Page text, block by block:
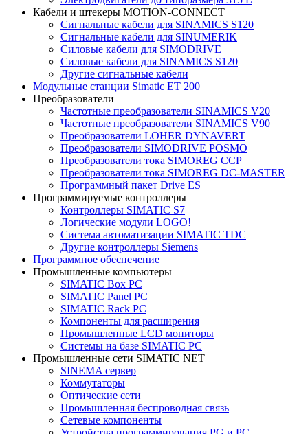
Кабели и штекеры MOTION-CONNECT
Сигнальные кабели для SINAMICS S120
Сигнальные кабели для SINUMERIK
Силовые кабели для SIMODRIVE
Силовые кабели для SINAMICS S120
Другие сигнальные кабели
Модульные станции Simatic ET 200
Преобразователи
Частотные преобразователи SINAMICS V20
Частотные преобразователи SINAMICS V90
Преобразователи LOHER DYNAVERT
Преобразователи SIMODRIVE POSMO
Преобразователи тока SIMOREG CCP
Преобразователи тока SIMOREG DC-MASTER
Программный пакет Drive ES
Программируемые контроллеры
Контроллеры SIMATIC S7
Логические модули LOGO!
Система автоматизации SIMATIC TDC
Другие контроллеры Siemens
Программное обеспечение
Промышленные компьютеры
SIMATIC Box PC
SIMATIC Panel PС
SIMATIC Rack PC
Компоненты для расширения
Промышленные LCD мониторы
Системы на базе SIMATIC PC
Промышленные сети SIMATIC NET
SINEMA сервер
Коммутаторы
Оптические сети
Промышленная беспроводная связь
Сетевые компоненты